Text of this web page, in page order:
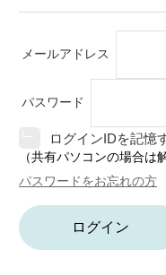
メールアドレス
パスワード
ログインIDを記憶
（共有パソコンの場合は
パスワードをお忘れの方
ログイン